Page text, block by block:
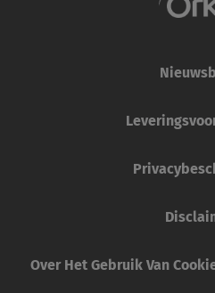
Over Het Gebruik Van